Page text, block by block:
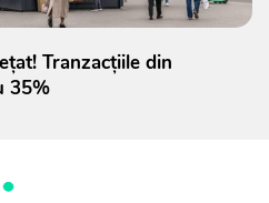
Tranzacțiile din
35%